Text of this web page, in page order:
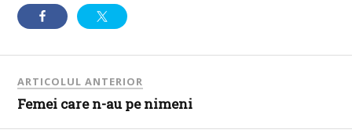
ARTICOLUL ANTERIOR
Femei care n-au pe nimeni